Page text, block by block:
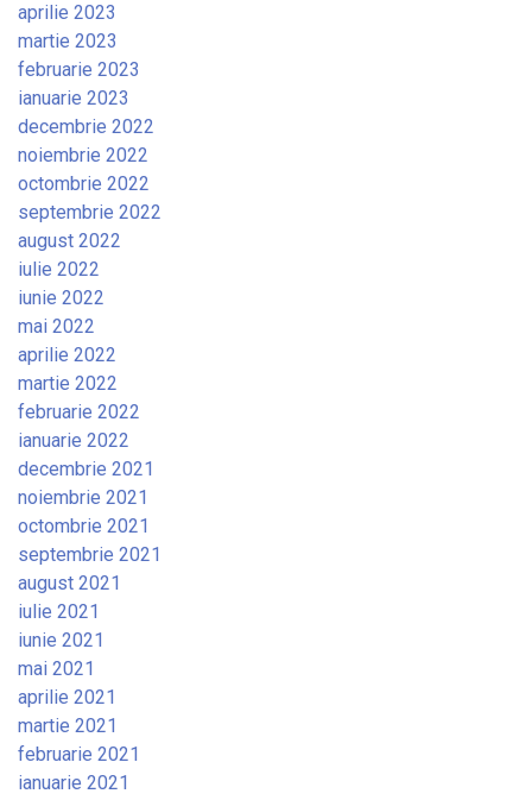
aprilie 2023
martie 2023
februarie 2023
ianuarie 2023
decembrie 2022
noiembrie 2022
octombrie 2022
septembrie 2022
august 2022
iulie 2022
iunie 2022
mai 2022
aprilie 2022
martie 2022
februarie 2022
ianuarie 2022
decembrie 2021
noiembrie 2021
octombrie 2021
septembrie 2021
august 2021
iulie 2021
iunie 2021
mai 2021
aprilie 2021
martie 2021
februarie 2021
ianuarie 2021